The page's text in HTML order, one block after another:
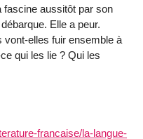
fascine aussitôt par son
Elle a peur.
elles fuir ensemble à
qui les lie ? Qui les
francaise/la-langue-